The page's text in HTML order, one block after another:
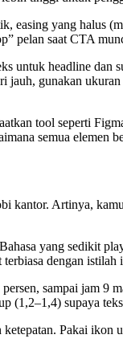
yang halus
pelan saat CTA
untuk headline dan
gunakan
tool seperti
semua elemen
Artinya,
yang sedikit
dengan
sampai jam 9
(1,2–1,4) supaya
Pakai